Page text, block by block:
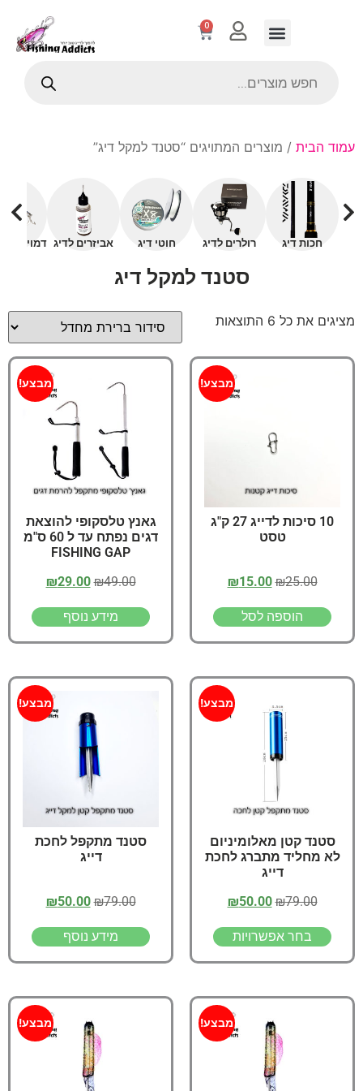
0
עמוד הבית / מוצרים המתויגים “סטנד למקל דיג”
חכות דיג רולרים לדיג חוטי דיג אביזרים לדיג דמויים
סטנד למקל דיג
מציגים את כל ⁦6⁩ התוצאות
מבצע!
10 סיכות לדייג 27 ק"ג
טסט
₪25.00
₪15.00
הוספה לסל
מבצע!
גאנץ טלסקופי להוצאת
דגים נפתח עד ל 60 ס"מ
FISHING GAP
₪49.00
₪29.00
מידע נוסף
מבצע!
סטנד קטן מאלומיניום
לא מחליד מתברג לחכת
דייג
₪79.00
₪50.00
בחר אפשרויות
מבצע!
סטנד מתקפל לחכת
דייג
₪79.00
₪50.00
מידע נוסף
מבצע! מבצע!